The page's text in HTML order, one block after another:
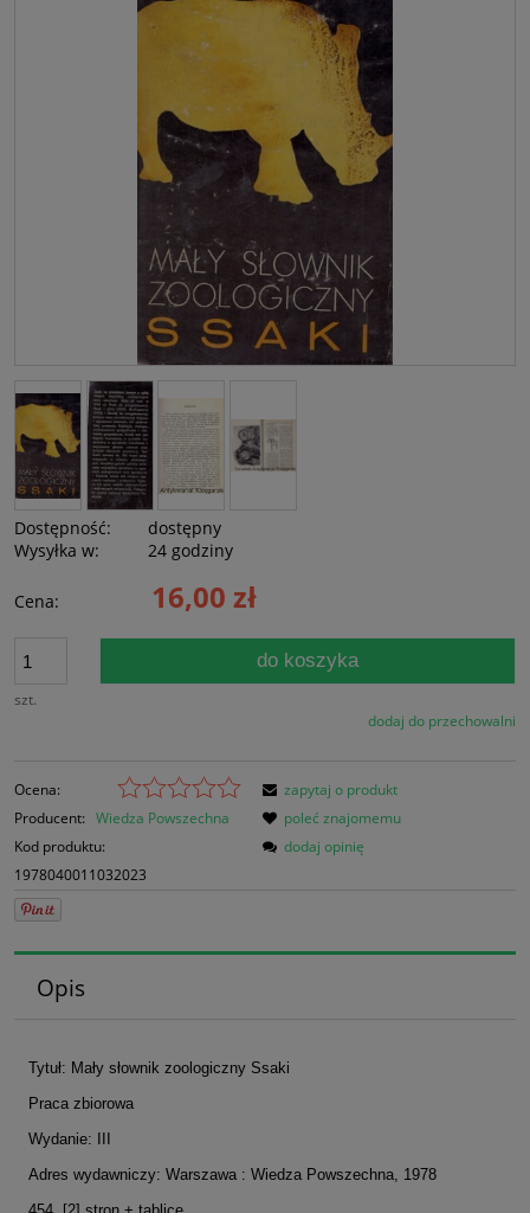
Dostępność:
dostępny
Wysyłka w:
24 godziny
Cena: 16,00 zł
szt.
do koszyka
dodaj do przechowalni
Ocena:
Producent: Wiedza Powszechna
Kod produktu:
1978040011032023
zapytaj o produkt
poleć znajomemu
dodaj opinię
Opis
Tytuł: Mały słownik zoologiczny Ssaki
Praca zbiorowa
Wydanie: III
Adres wydawniczy: Warszawa : Wiedza Powszechna, 1978